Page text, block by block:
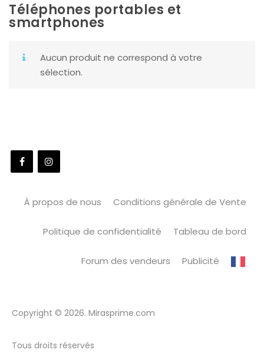
Aller au contenu
Téléphones portables et
smartphones
Aucun produit ne correspond à votre
sélection.
À propos de nous Conditions générale de Vente
Politique de confidentialité Tableau de bord
Forum des vendeurs Publicité
Copyright © 2026. Mirasprime.com
Tous droits réservés